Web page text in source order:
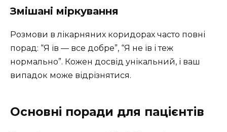
Змішані міркування
Розмови в лікарняних коридорах часто повні
порад: “Я їв — все добре”, “Я не їв і теж
нормально”. Кожен досвід унікальний, і ваш
випадок може відрізнятися.
Основні поради для пацієнтів